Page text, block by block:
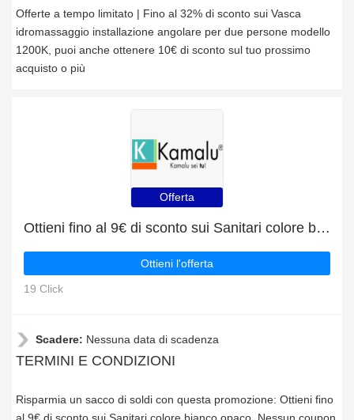
Offerte a tempo limitato | Fino al 32% di sconto sui Vasca
idromassaggio installazione angolare per due persone modello
1200K, puoi anche ottenere 10€ di sconto sul tuo prossimo
acquisto o più
Offerta
Ottieni fino al 9€ di sconto sui Sanitari colore bianco opaco
Ottieni l'offerta
19 Click
Scadere: Nessuna data di scadenza
TERMINI E CONDIZIONI
Risparmia un sacco di soldi con questa promozione: Ottieni fino